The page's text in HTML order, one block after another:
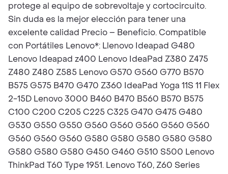
protege al equipo de sobrevoltaje y cortocircuito.
Sin duda es la mejor elección para tener una
excelente calidad Precio – Beneficio. Compatible
con Portátiles Lenovo*: Llenovo Ideapad G480
Lenovo Ideapad z400 Lenovo IdeaPad Z380 Z475
Z480 Z480 Z585 Lenovo G570 G560 G770 B570
B575 G575 B470 G470 Z360 IdeaPad Yoga 11S 11 Flex
2-15D Lenovo 3000 B460 B470 B560 B570 B575
C100 C200 C205 C225 C325 G470 G475 G480
G530 G550 G550 G560 G560 G560 G560 G560
G560 G560 G560 G580 G580 G580 G580 G580
G580 G580 G580 G450 G460 G510 S500 Lenovo
ThinkPad T60 Type 1951. Lenovo T60, Z60 Series